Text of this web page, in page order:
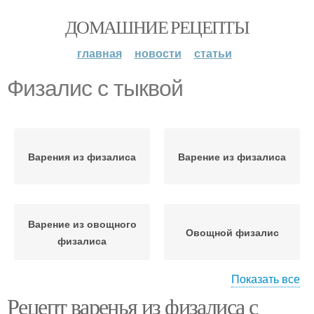
ДОМАШНИЕ РЕЦЕПТЫ
главная новости статьи
Физалис с тыквой
Варения из физалиса Варение из физалиса
Варение из овощного
физалиса
Овощной физалис
Физалис на зиму
Показать все
Рецепт варенья из физалиса с